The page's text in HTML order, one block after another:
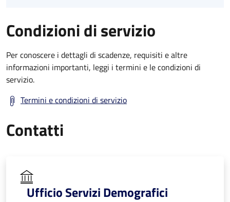
Condizioni di servizio
Per conoscere i dettagli di scadenze, requisiti e altre
informazioni importanti, leggi i termini e le condizioni di
servizio.
Termini e condizioni di servizio
Contatti
Ufficio Servizi Demografici